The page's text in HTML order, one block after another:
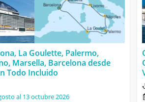
La Goulette, Palermo,
Marsella, Barcelona desde
Todo Incluido
al 13 octubre 2026